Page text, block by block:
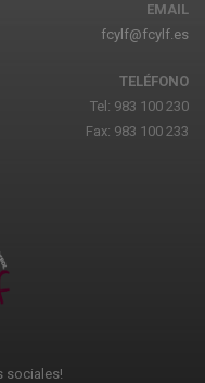
EMAIL
fcylf@fcylf.es
TELÉFONO
Tel: 983 100 230
Fax: 983 100 233
sociales!